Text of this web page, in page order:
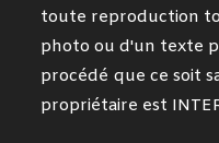
toute reproduction
photo ou d'un texte
procédé que ce soit
propriétaire est